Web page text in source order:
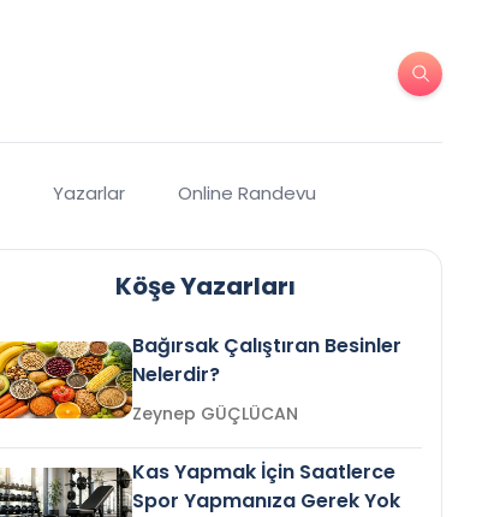
Yazarlar Online Randevu
Köşe Yazarları
Bağırsak Çalıştıran Besinler
Nelerdir?
Zeynep GÜÇLÜCAN
Kas Yapmak İçin Saatlerce
Spor Yapmanıza Gerek Yok